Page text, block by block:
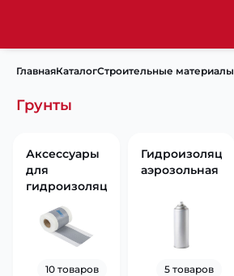
ГлавнаяКаталогСтроительные материалы
Грунты
Аксессуары
для
гидроизоляции
10 товаров
Гидроизоляция
аэрозольная
5 товаров